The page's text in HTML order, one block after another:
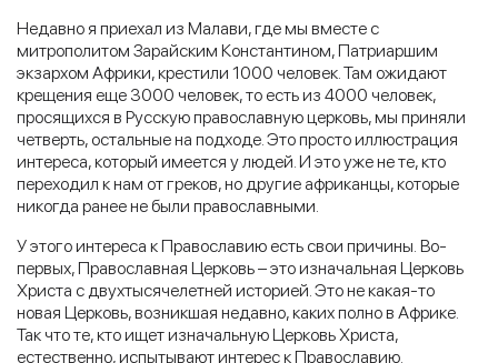
Недавно я приехал из Малави, где мы вместе с
митрополитом Зарайским Константином, Патриаршим
экзархом Африки, крестили 1000 человек. Там ожидают
крещения еще 3000 человек, то есть из 4000 человек,
просящихся в Русскую православную церковь, мы приняли
четверть, остальные на подходе. Это просто иллюстрация
интереса, который имеется у людей. И это уже не те, кто
переходил к нам от греков, но другие африканцы, которые
никогда ранее не были православными.
У этого интереса к Православию есть свои причины. Во-
первых, Православная Церковь – это изначальная Церковь
Христа с двухтысячелетней историей. Это не какая-то
новая Церковь, возникшая недавно, каких полно в Африке.
Так что те, кто ищет изначальную Церковь Христа,
естественно, испытывают интерес к Православию.